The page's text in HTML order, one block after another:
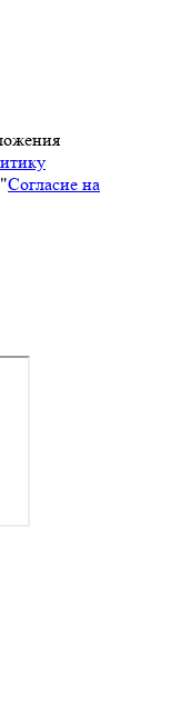
Согласие на